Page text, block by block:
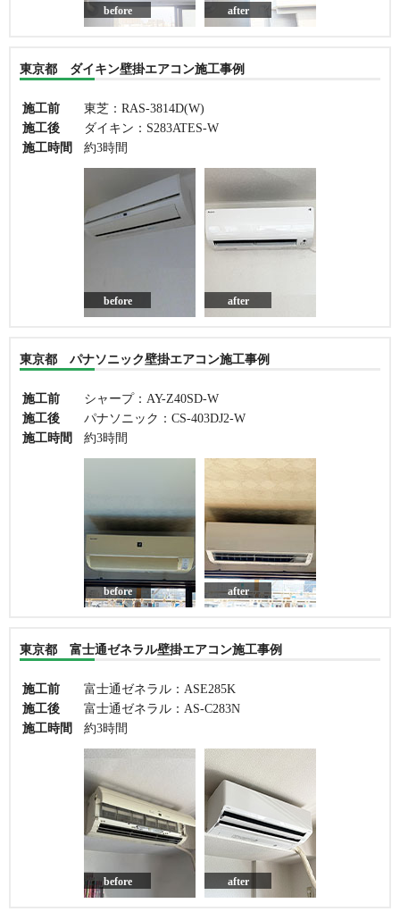
before after
東京都 ダイキン壁掛エアコン施工事例
施工前
東芝：RAS-3814D(W)
施工後
ダイキン：S283ATES-W
施工時間
約3時間
before after
東京都 パナソニック壁掛エアコン施工事例
施工前
シャープ：AY-Z40SD-W
施工後
パナソニック：CS-403DJ2-W
施工時間
約3時間
before after
東京都 富士通ゼネラル壁掛エアコン施工事例
施工前
富士通ゼネラル：ASE285K
施工後
富士通ゼネラル：AS-C283N
施工時間
約3時間
before after